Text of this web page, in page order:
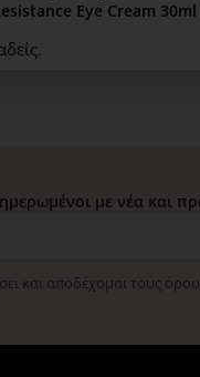
Eye Cream 30ml
με νέα και
και αποδέχομαι τους